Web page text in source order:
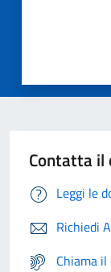
Contatta il
Leggi le
Richiedi
Chiama